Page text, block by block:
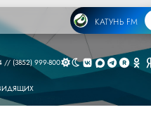
КАТУНЬ FM
(3852) 999-800